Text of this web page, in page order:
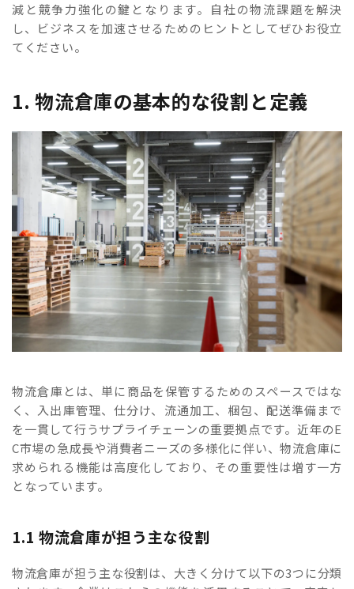
減と競争力強化の鍵となります。自社の物流課題を解決
し、ビジネスを加速させるためのヒントとしてぜひお役立
てください。
1. 物流倉庫の基本的な役割と定義
物流倉庫とは、単に商品を保管するためのスペースではな
く、入出庫管理、仕分け、流通加工、梱包、配送準備まで
を一貫して行うサプライチェーンの重要拠点です。近年のE
C市場の急成長や消費者ニーズの多様化に伴い、物流倉庫に
求められる機能は高度化しており、その重要性は増す一方
となっています。
1.1 物流倉庫が担う主な役割
物流倉庫が担う主な役割は、大きく分けて以下の3つに分類